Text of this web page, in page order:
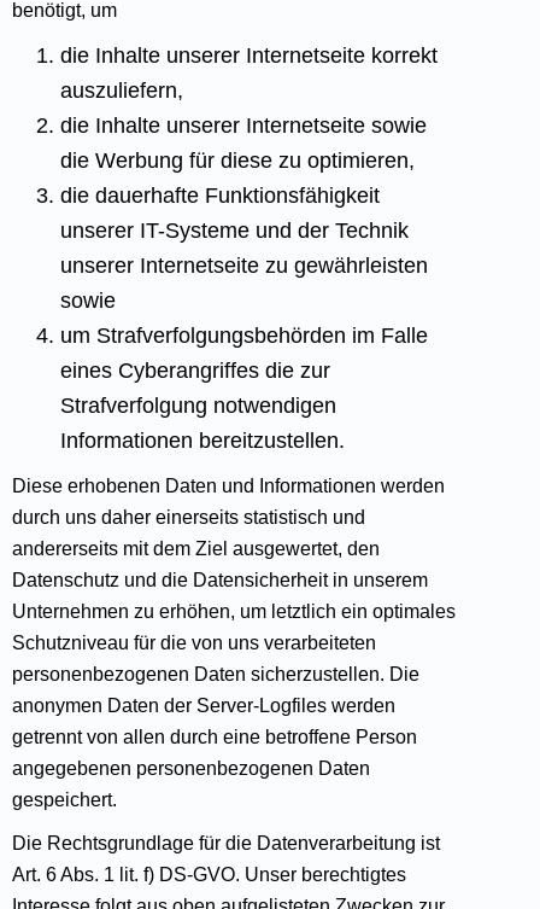
benötigt, um
die Inhalte unserer Internetseite korrekt
auszuliefern,
die Inhalte unserer Internetseite sowie
die Werbung für diese zu optimieren,
die dauerhafte Funktionsfähigkeit
unserer IT-Systeme und der Technik
unserer Internetseite zu gewährleisten
sowie
um Strafverfolgungsbehörden im Falle
eines Cyberangriffes die zur
Strafverfolgung notwendigen
Informationen bereitzustellen.
Diese erhobenen Daten und Informationen werden
durch uns daher einerseits statistisch und
andererseits mit dem Ziel ausgewertet, den
Datenschutz und die Datensicherheit in unserem
Unternehmen zu erhöhen, um letztlich ein optimales
Schutzniveau für die von uns verarbeiteten
personenbezogenen Daten sicherzustellen. Die
anonymen Daten der Server-Logfiles werden
getrennt von allen durch eine betroffene Person
angegebenen personenbezogenen Daten
gespeichert.
Die Rechtsgrundlage für die Datenverarbeitung ist
Art. 6 Abs. 1 lit. f) DS-GVO. Unser berechtigtes